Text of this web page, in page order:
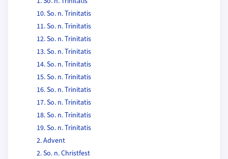
10. So. n. Trinitatis
11. So. n. Trinitatis
12. So. n. Trinitatis
13. So. n. Trinitatis
14. So. n. Trinitatis
15. So. n. Trinitatis
16. So. n. Trinitatis
17. So. n. Trinitatis
18. So. n. Trinitatis
19. So. n. Trinitatis
2. Advent
2. So. n. Christfest